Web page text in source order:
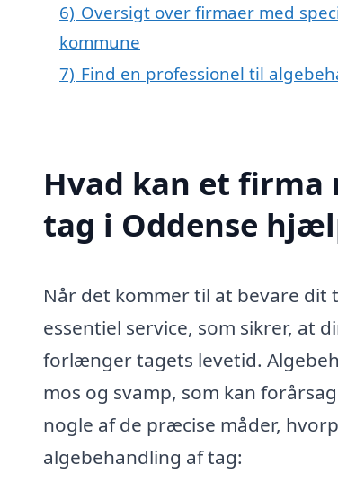
6) Oversigt over firmaer med
kommune
7) Find en professionel til
Hvad kan et firma
tag i Oddense
Når det kommer til at bevare dit
essentiel service, som sikrer, at
forlænger tagets levetid.
mos og svamp, som kan
nogle af de præcise måder,
algebehandling af tag: